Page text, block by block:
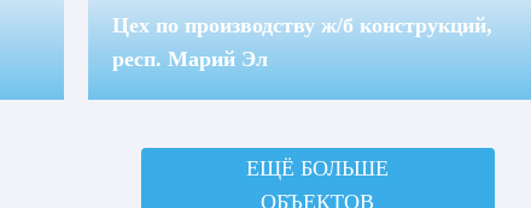
Цех по производству ж/б конструкций,
респ. Марий Эл
ЕЩЁ БОЛЬШЕ
ОБЪЕКТОВ